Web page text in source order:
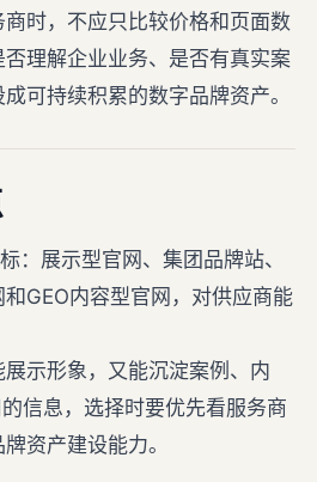
时，不应只比较价格和页面数
理解企业业务、是否有真实案
可持续积累的数字品牌资产。
：展示型官网、集团品牌站、
GEO内容型官网，对供应商能
示形象，又能沉淀案例、内
信息，选择时要优先看服务商
资产建设能力。